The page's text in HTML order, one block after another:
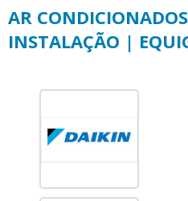
AR
INSTALAÇÃO |